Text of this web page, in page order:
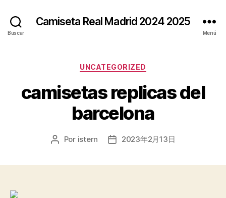
Buscar
Camiseta Real Madrid 2024 2025
Menú
Categorías
UNCATEGORIZED
camisetas replicas del
barcelona
Autor
Por istern
Fecha2023年2月13日